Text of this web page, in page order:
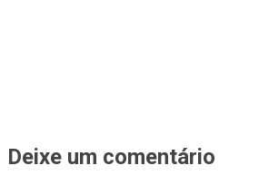
Deixe um comentário